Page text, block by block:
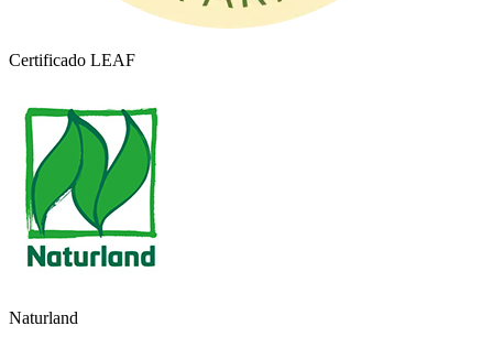
Certificado LEAF
Naturland